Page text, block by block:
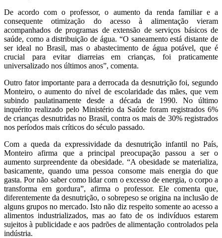
De acordo com o professor, o aumento da renda familiar e a
consequente otimização do acesso à alimentação vieram
acompanhados de programas de extensão de serviços básicos de
saúde, como a distribuição de água. “O saneamento está distante de
ser ideal no Brasil, mas o abastecimento de água potável, que é
crucial para evitar diarreias em crianças, foi praticamente
universalizado nos últimos anos”, comenta.
Outro fator importante para a derrocada da desnutrição foi, segundo
Monteiro, o aumento do nível de escolaridade das mães, que vem
subindo paulatinamente desde a década de 1990. No último
inquérito realizado pelo Ministério da Saúde foram registrados 6%
de crianças desnutridas no Brasil, contra os mais de 30% registrados
nos períodos mais críticos do século passado.
Com a queda da expressividade da desnutrição infantil no País,
Monteiro afirma que a principal preocupação passou a ser o
aumento surpreendente da obesidade. “A obesidade se materializa,
basicamente, quando uma pessoa consome mais energia do que
gasta. Por não saber como lidar com o excesso de energia, o corpo a
transforma em gordura”, afirma o professor. Ele comenta que,
diferentemente da desnutrição, o sobrepeso se origina na inclusão de
alguns grupos no mercado. Isto não diz respeito somente ao acesso a
alimentos industrializados, mas ao fato de os indivíduos estarem
sujeitos à publicidade e aos padrões de alimentação controlados pela
indústria.